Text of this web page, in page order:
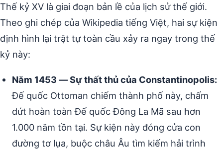
Thế kỷ XV là giai đoạn bản lề của lịch sử thế giới.
Theo ghi chép của Wikipedia tiếng Việt, hai sự kiện
định hình lại trật tự toàn cầu xảy ra ngay trong thế
kỷ này:
Năm 1453 — Sự thất thủ của Constantinopolis:
Đế quốc Ottoman chiếm thành phố này, chấm
dứt hoàn toàn Đế quốc Đông La Mã sau hơn
1.000 năm tồn tại. Sự kiện này đóng cửa con
đường tơ lụa, buộc châu Âu tìm kiếm hải trình